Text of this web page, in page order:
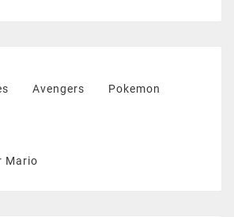
Avengers Pokemon
Mario